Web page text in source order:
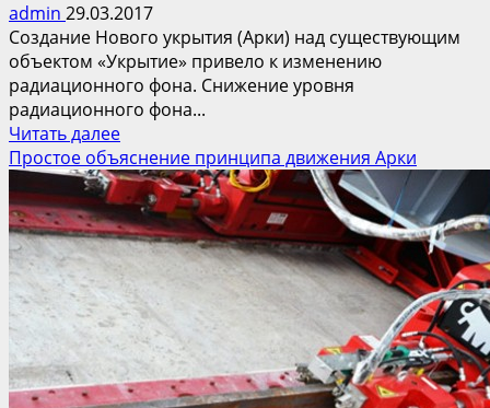
admin 29.03.2017
Создание Нового укрытия (Арки) над существующим
объектом «Укрытие» привело к изменению
радиационного фона. Снижение уровня
радиационного фона...
Читать далееПрочитать
больше
о
Как
изменился
радиационный
фон
после
строительства
Арки
Простое объяснение принципа движения Арки